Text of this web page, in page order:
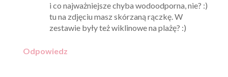
i co najważniejsze chyba wodoodporna, nie? :)
tu na zdjęciu masz skórzaną rączkę. W
zestawie były też wiklinowe na plażę? :)
Odpowiedz